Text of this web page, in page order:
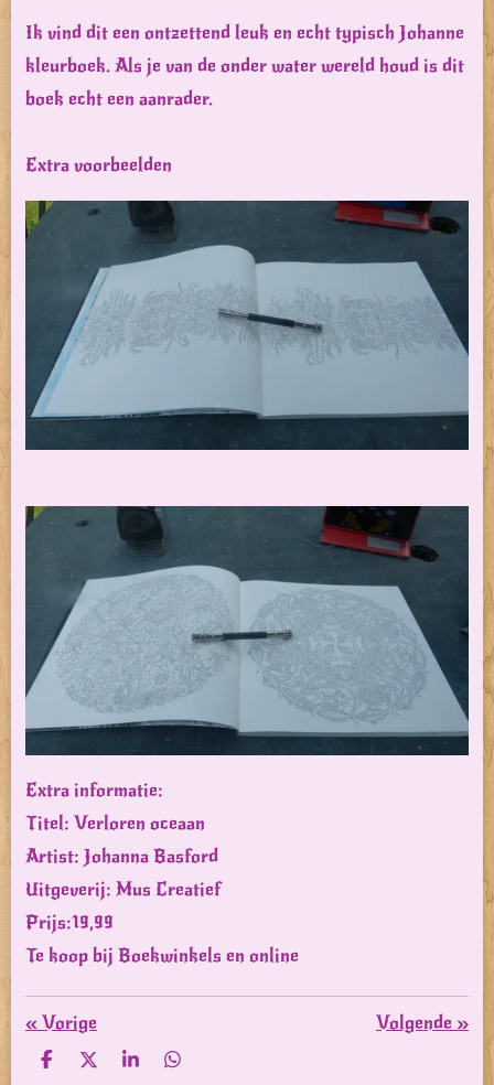
Ik vind dit een ontzettend leuk en echt typisch Johanne
kleurboek. Als je van de onder water wereld houd is dit
boek echt een aanrader.
Extra voorbeelden
Extra informatie:
Titel: Verloren oceaan
Artist: Johanna Basford
Uitgeverij: Mus Creatief
Prijs:19,99
Te koop bij Boekwinkels en online
«Vorige Volgende »
D
D
S
D